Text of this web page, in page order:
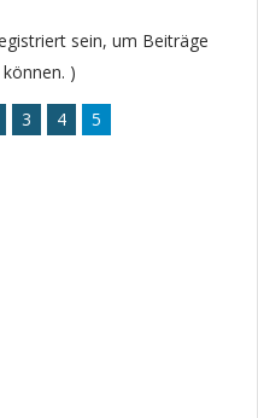
sein, um Beiträge
)
3 4 5